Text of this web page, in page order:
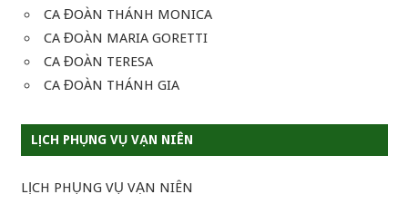
CA ĐOÀN THÁNH MONICA
CA ĐOÀN MARIA GORETTI
CA ĐOÀN TERESA
CA ĐOÀN THÁNH GIA
LỊCH PHỤNG VỤ VẠN NIÊN
LỊCH PHỤNG VỤ VẠN NIÊN